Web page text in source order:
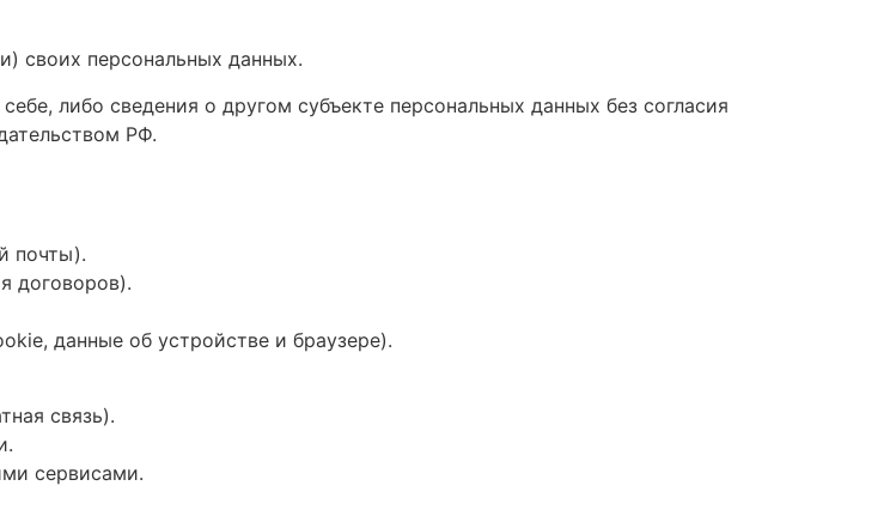
своих персональных данных.
либо сведения о другом субъекте персональных данных без согласия
РФ.
почты).
договоров).
данные об устройстве и браузере).
связь).
сервисами.